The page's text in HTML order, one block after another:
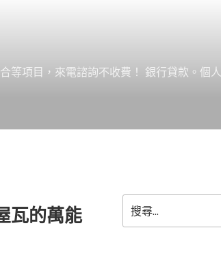
等項目，來電諮詢不收費！ 銀行貸款。個
瓦的萬能
尋
關